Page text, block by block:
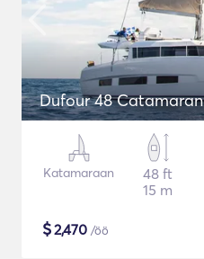
Dufour 48 Catamaran
Katamaraan
48 ft
15 m
$2,470 /öö